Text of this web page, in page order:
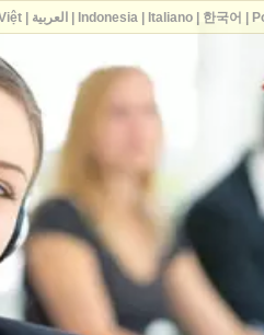
| العربية Indonesia| Italiano| 한국어